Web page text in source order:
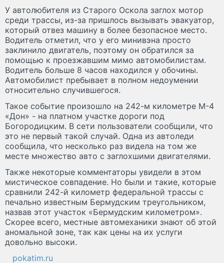
У автолюбителя из Старого Оскола заглох мотор
среди трассы, из-за пришлось вызывать эвакуатор,
который отвез машину в более безопасное место.
Водитель отметил, что у его минивэна просто
заклинило двигатель, поэтому он обратился за
помощью к проезжавшим мимо автомобилистам.
Водитель больше 8 часов находился у обочины.
Автомобилист пребывает в полном недоумении
относительно случившегося.
Такое событие произошло на 242-м километре М-4
«Дон» - на платном участке дороги под
Богородицким. В сети пользователи сообщили, что
это не первый такой случай. Одна из автоледи
сообщила, что несколько раз видела на том же
месте множество авто с заглохшими двигателями.
Также некоторые комментаторы увидели в этом
мистическое совпадение. Но были и такие, которые
сравнили 242-й километр федеральной трассы с
печально известным Бермудским треугольником,
назвав этот участок «Бермудским километром».
Скорее всего, местные автомеханики знают об этой
аномальной зоне, так как цены на их услуги
довольно высоки.
pokatim.ru